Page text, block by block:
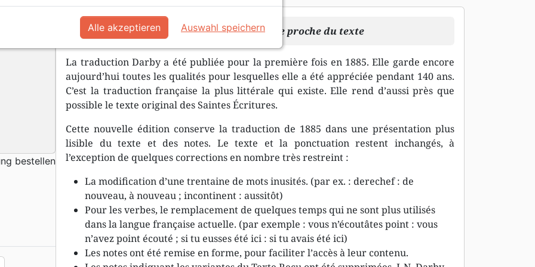
Une traduction littérale pour une étude proche du texte
La traduction Darby a été publiée pour la première fois en 1885. Elle garde encore
aujourd’hui toutes les qualités pour lesquelles elle a été appréciée pendant 140 ans.
C’est la traduction française la plus littérale qui existe. Elle rend d’aussi près que
possible le texte original des Saintes Écritures.
Cette nouvelle édition conserve la traduction de 1885 dans une présentation plus
lisible du texte et des notes. Le texte et la ponctuation restent inchangés, à
l’exception de quelques corrections en nombre très restreint :
La modification d’une trentaine de mots inusités. (par ex. : derechef : de
nouveau, à nouveau ; incontinent : aussitôt)
Pour les verbes, le remplacement de quelques temps qui ne sont plus utilisés
dans la langue française actuelle. (par exemple : vous n’écoutâtes point : vous
n’avez point écouté ; si tu eusses été ici : si tu avais été ici)
Les notes ont été remise en forme, pour faciliter l’accès à leur contenu.
bestellen
Alle akzeptieren Auswahl speichern